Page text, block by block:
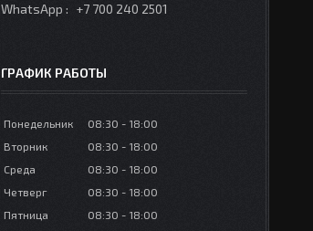
WhatsApp +7 700 240 2501
ГРАФИК РАБОТЫ
Понедельник 08:30
18:00
Вторник
08:30
18:00
Среда
08:30
18:00
Четверг
08:30
18:00
Пятница
08:30 18:00